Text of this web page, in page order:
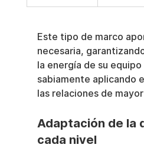
Este tipo de marco
necesaria,
la energía de su
sabiamente aplicando
las relaciones de
Adaptación de la
cada nivel